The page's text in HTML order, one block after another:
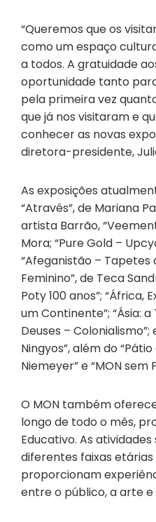
“Queremos que os
como um espaço
a todos. A gratuidade
oportunidade tanto
pela primeira vez
que já nos visitaram e
conhecer as novas
diretora-presidente,
As exposições
“Através”, de Mariana
artista Barrão,
Mora; “Pure Gold –
“Afeganistão – Tapetes
Feminino”, de Teca
Poty 100 anos”; “África,
um Continente”; “Ásia:
Deuses – Colonialismo”;
Ningyos”, além do
Niemeyer” e “MON sem
O MON também
longo de todo o mês,
Educativo. As
diferentes faixas etárias
proporcionam
entre o público, a arte e